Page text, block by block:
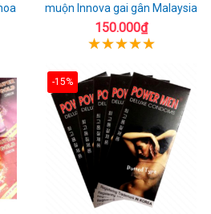
muộn Innova gai gân Malaysia
150.000₫
-15%